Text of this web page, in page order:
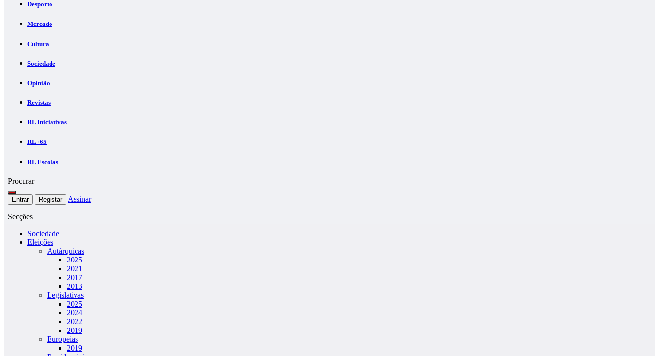
Desporto
Mercado
Cultura
Sociedade
Opinião
Revistas
RL Iniciativas
RL+65
RL Escolas
Procurar
Entrar Registar Assinar
Secções
Sociedade
Eleições
Autárquicas
2025
2021
2017
2013
Legislativas
2025
2024
2022
2019
Europeias
2019